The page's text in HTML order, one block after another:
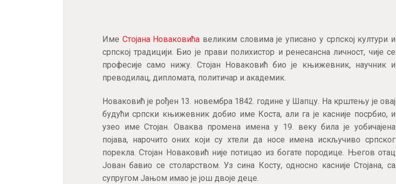
АКТУЕЛНОСТИ
ЦЕНОВНИК
ПИСМО
Име Стојана Новаковића великим словима је уписано у српској култури и
српској традицији. Био је прави полихистор и ренесансна личност, чије се
професије само нижу. Стојан Новаковић био је књижевник, научник и
преводилац, дипломата, политичар и академик.
Новаковић је рођен 13. новембра 1842. године у Шапцу. На крштењу је овај
будући српски књижевник добио име Коста, али га је касније посрбио, и
узео име Стојан. Оваква промена имена у 19. веку била је уобичајена
појава, нарочито оних који су хтели да носе имена искључиво српског
порекла. Стојан Новаковић није потицао из богате породице. Његов отац
Јован бавио се столарством. Уз сина Косту, односно касније Стојана, са
супругом Јањом имао је још двоје деце.